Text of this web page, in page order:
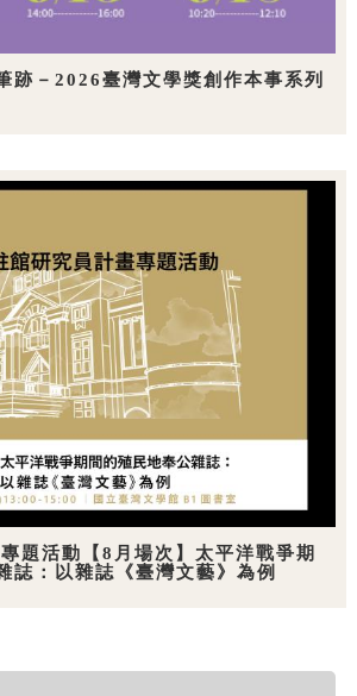
跡－2026臺灣文學獎創作本事系列
題活動【8月場次】太平洋戰爭期
誌：以雜誌《臺灣文藝》為例